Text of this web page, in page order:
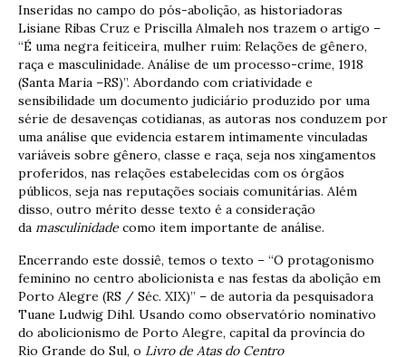
Inseridas no campo do pós-abolição, as historiadoras
Lisiane Ribas Cruz e Priscilla Almaleh nos trazem o artigo –
“É uma negra feiticeira, mulher ruim: Relações de gênero,
raça e masculinidade. Análise de um processo-crime, 1918
(Santa Maria –RS)”. Abordando com criatividade e
sensibilidade um documento judiciário produzido por uma
série de desavenças cotidianas, as autoras nos conduzem por
uma análise que evidencia estarem intimamente vinculadas
variáveis sobre gênero, classe e raça, seja nos xingamentos
proferidos, nas relações estabelecidas com os órgãos
públicos, seja nas reputações sociais comunitárias. Além
disso, outro mérito desse texto é a consideração
da masculinidade como item importante de análise.
Encerrando este dossiê, temos o texto – “O protagonismo
feminino no centro abolicionista e nas festas da abolição em
Porto Alegre (RS / Séc. XIX)” – de autoria da pesquisadora
Tuane Ludwig Dihl. Usando como observatório nominativo
do abolicionismo de Porto Alegre, capital da província do
Rio Grande do Sul, o Livro de Atas do Centro